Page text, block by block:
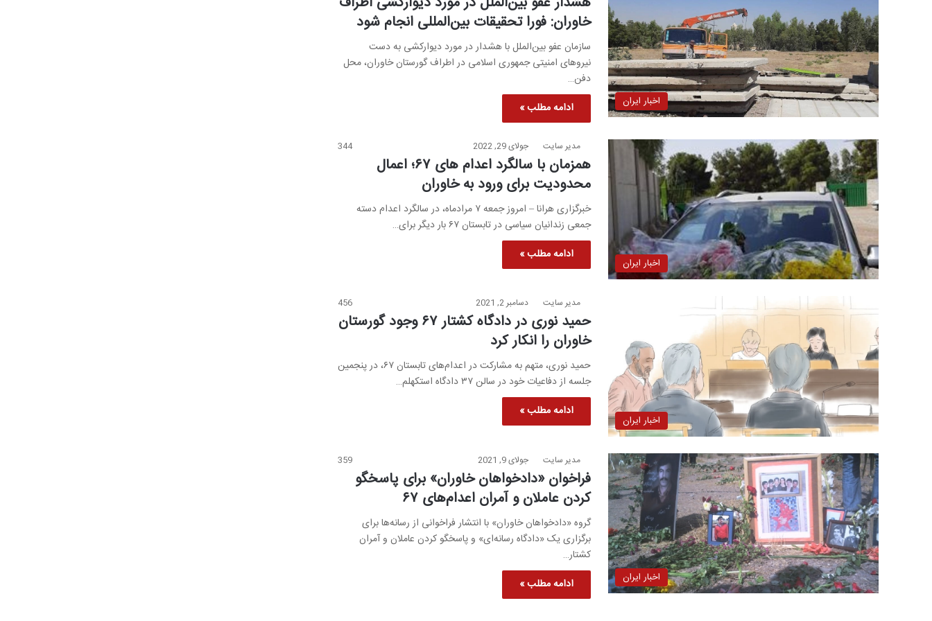
اخبار ایران
خاوران: فورا تحقیقات بین‌المللی انجام شود
سازمان عفو بین‌الملل با هشدار در مورد دیوارکشی به دست
نیروهای امنیتی جمهوری اسلامی در اطراف گورستان خاوران، محل
دفن…
ادامه مطلب »
اخبار ایران
مدیر سایت جولای 29, 2022 344
همزمان با سالگرد اعدام های ۶۷؛ اعمال
محدودیت برای ورود به خاوران
خبرگزاری هرانا – امروز جمعه ۷ مرادماه، در سالگرد اعدام دسته
جمعی زندانیان سیاسی در تابستان ۶۷ بار دیگر برای…
ادامه مطلب »
اخبار ایران
مدیر سایت دسامبر 2, 2021 456
حمید نوری در دادگاه کشتار ۶۷ وجود گورستان
خاوران را انکار کرد
حمید نوری، متهم به مشارکت در اعدام‌های تابستان ۶۷، در پنجمین
جلسه از دفاعیات خود در سالن ۳۷ دادگاه استکهلم…
ادامه مطلب »
اخبار ایران
مدیر سایت جولای 9, 2021 359
فراخوان «دادخواهان خاوران» برای پاسخگو
کردن عاملان و آمران اعدام‌های ۶۷
گروه «دادخواهان خاوران» با انتشار فراخوانی از رسانه‌ها برای
برگزاری یک «دادگاه رسانه‌ای» و پاسخگو کردن عاملان و آمران
کشتار…
ادامه مطلب »